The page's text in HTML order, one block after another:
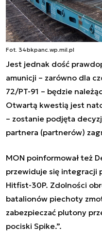
Fot. 34bkpanc.wp.mil.pl
Jest jednak dość
amunicji – zarówno dla
72/PT-91 – będzie
Otwartą kwestią jest
– zostanie podjęta
partnera (partnerów)
MON poinformował też
przewiduje się integracji
Hitfist-30P. Zdolności
batalionów piechoty
zabezpieczać plutony
pociski Spike.”.